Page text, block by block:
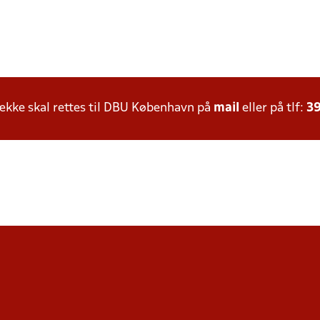
skal rettes til DBU København på mail eller på tlf: